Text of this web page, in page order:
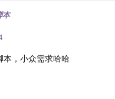
本
本，小众需求哈哈